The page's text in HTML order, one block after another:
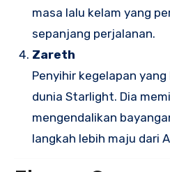
masa lalu kelam yang
sepanjang perjalanan.
Zareth
Penyihir kegelapan
dunia Starlight. Dia
mengendalikan
langkah lebih maju dari